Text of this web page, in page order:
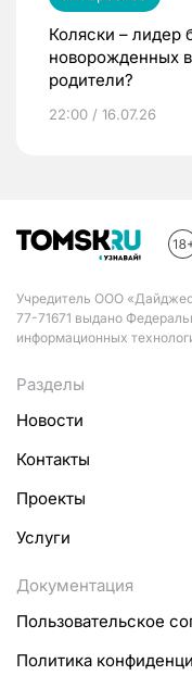
Коляски – лидер
новорожденных
родители?
22:00 / 16.07.26
Учредитель ООО
77-71671 выдано
информационных
Разделы
Новости
Контакты
Проекты
Услуги
Документация
Пользовательское
Политика